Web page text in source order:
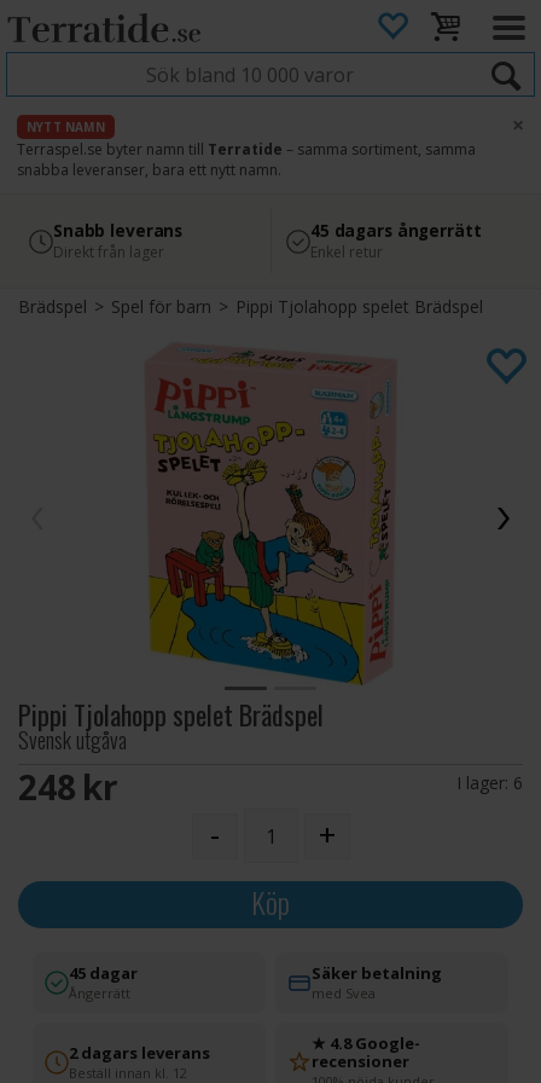
NYTT NAMN
Terraspel.se byter namn till Terratide – samma sortiment, samma
snabba leveranser, bara ett nytt namn.
×
4.8
Läs omdömen på Google
Säker betalning
med Svea
Snabb leverans
Direkt från lager
45 dagars ångerrätt
Enkel retur
Brädspel>Spel för barn> Pippi Tjolahopp spelet Brädspel
Pippi Tjolahopp spelet Brädspel
Svensk utgåva
248 SEK I lager: 6
- +
Köp
45 dagar
Ångerrätt
Säker betalning
med Svea
2 dagars leverans
Beställ innan kl. 12
★ 4.8 Google-
recensioner